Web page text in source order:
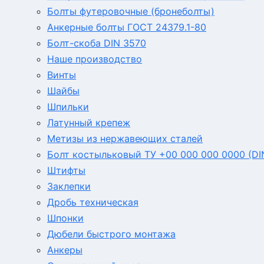
Болты футеровочные (бронеболты)
Анкерные болты ГОСТ 24379.1-80
Болт-скоба DIN 3570
Наше производство
Винты
Шайбы
Шпильки
Латунный крепеж
Метизы из нержавеющих сталей
Болт костыльковый ТУ +00 000 000 0000
Штифты
Заклепки
Дробь техническая
Шпонки
Дюбели быстрого монтажа
Анкеры